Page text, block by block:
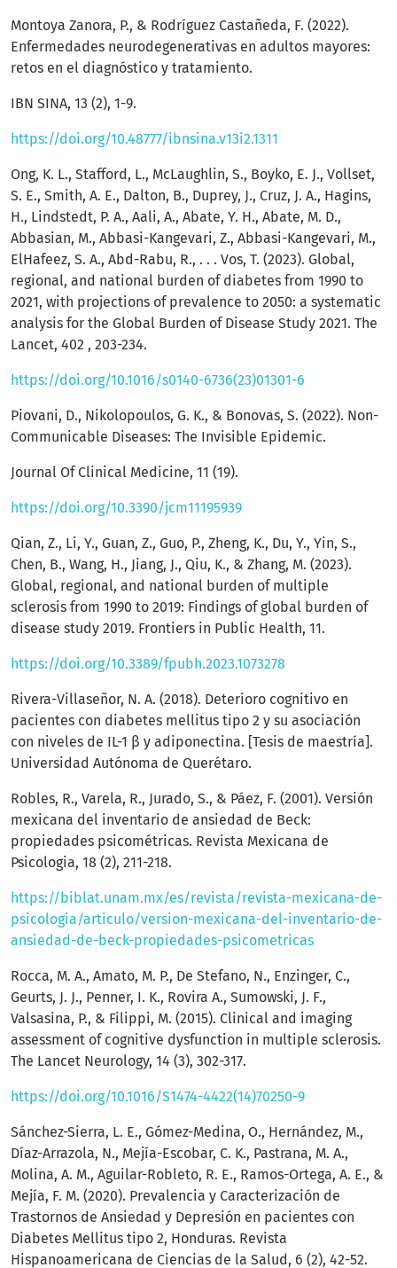
Montoya Zanora, P., & Rodríguez Castañeda, F. (2022).
Enfermedades neurodegenerativas en adultos mayores:
retos en el diagnóstico y tratamiento.
IBN SINA, 13 (2), 1-9.
https://doi.org/10.48777/ibnsina.v13i2.1311
Ong, K. L., Stafford, L., McLaughlin, S., Boyko, E. J., Vollset,
S. E., Smith, A. E., Dalton, B., Duprey, J., Cruz, J. A., Hagins,
H., Lindstedt, P. A., Aali, A., Abate, Y. H., Abate, M. D.,
Abbasian, M., Abbasi-Kangevari, Z., Abbasi-Kangevari, M.,
ElHafeez, S. A., Abd-Rabu, R., . . . Vos, T. (2023). Global,
regional, and national burden of diabetes from 1990 to
2021, with projections of prevalence to 2050: a systematic
analysis for the Global Burden of Disease Study 2021. The
Lancet, 402 , 203-234.
https://doi.org/10.1016/s0140-6736(23)01301-6
Piovani, D., Nikolopoulos, G. K., & Bonovas, S. (2022). Non-
Communicable Diseases: The Invisible Epidemic.
Journal Of Clinical Medicine, 11 (19).
https://doi.org/10.3390/jcm11195939
Qian, Z., Li, Y., Guan, Z., Guo, P., Zheng, K., Du, Y., Yin, S.,
Chen, B., Wang, H., Jiang, J., Qiu, K., & Zhang, M. (2023).
Global, regional, and national burden of multiple
sclerosis from 1990 to 2019: Findings of global burden of
disease study 2019. Frontiers in Public Health, 11.
https://doi.org/10.3389/fpubh.2023.1073278
Rivera-Villaseñor, N. A. (2018). Deterioro cognitivo en
pacientes con diabetes mellitus tipo 2 y su asociación
con niveles de IL-1 β y adiponectina. [Tesis de maestría].
Universidad Autónoma de Querétaro.
Robles, R., Varela, R., Jurado, S., & Páez, F. (2001). Versión
mexicana del inventario de ansiedad de Beck:
propiedades psicométricas. Revista Mexicana de
Psicologia, 18 (2), 211-218.
https://biblat.unam.mx/es/revista/revista-mexicana-de-
psicologia/articulo/version-mexicana-del-inventario-de-
ansiedad-de-beck-propiedades-psicometricas
Rocca, M. A., Amato, M. P., De Stefano, N., Enzinger, C.,
Geurts, J. J., Penner, I. K., Rovira A., Sumowski, J. F.,
Valsasina, P., & Filippi, M. (2015). Clinical and imaging
assessment of cognitive dysfunction in multiple sclerosis.
The Lancet Neurology, 14 (3), 302-317.
https://doi.org/10.1016/S1474-4422(14)70250-9
Sánchez-Sierra, L. E., Gómez-Medina, O., Hernández, M.,
Díaz-Arrazola, N., Mejía-Escobar, C. K., Pastrana, M. A.,
Molina, A. M., Aguilar-Robleto, R. E., Ramos-Ortega, A. E., &
Mejía, F. M. (2020). Prevalencia y Caracterización de
Trastornos de Ansiedad y Depresión en pacientes con
Diabetes Mellitus tipo 2, Honduras. Revista
Hispanoamericana de Ciencias de la Salud, 6 (2), 42-52.